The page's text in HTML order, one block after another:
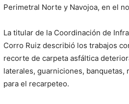
Perimetral Norte y Navojoa, en el
La titular de la Coordinación de
Corro Ruiz describió los trabajos
recorte de carpeta asfáltica
laterales, guarniciones, banquetas,
para el recarpeteo.